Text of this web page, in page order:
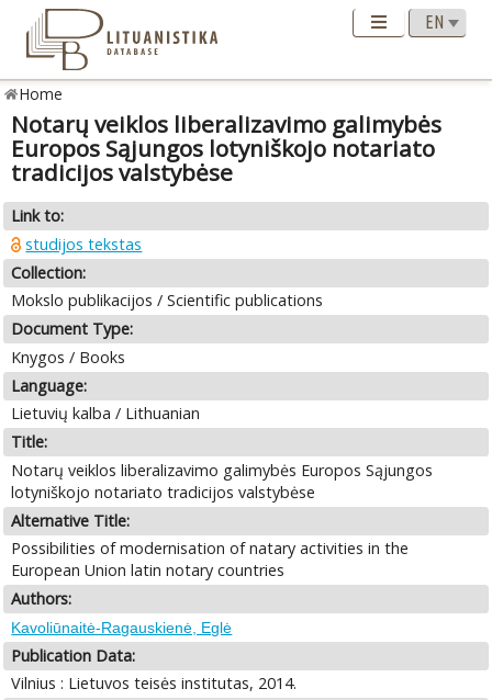
Home
Notarų veiklos liberalizavimo galimybės
Europos Sąjungos lotyniškojo notariato
tradicijos valstybėse
Link to:
studijos tekstas
Collection:
Mokslo publikacijos / Scientific publications
Document Type:
Knygos / Books
Language:
Lietuvių kalba / Lithuanian
Title:
Notarų veiklos liberalizavimo galimybės Europos Sąjungos
lotyniškojo notariato tradicijos valstybėse
Alternative Title:
Possibilities of modernisation of natary activities in the
European Union latin notary countries
Authors:
Kavoliūnaitė-Ragauskienė, Eglė
Publication Data:
Vilnius : Lietuvos teisės institutas, 2014.